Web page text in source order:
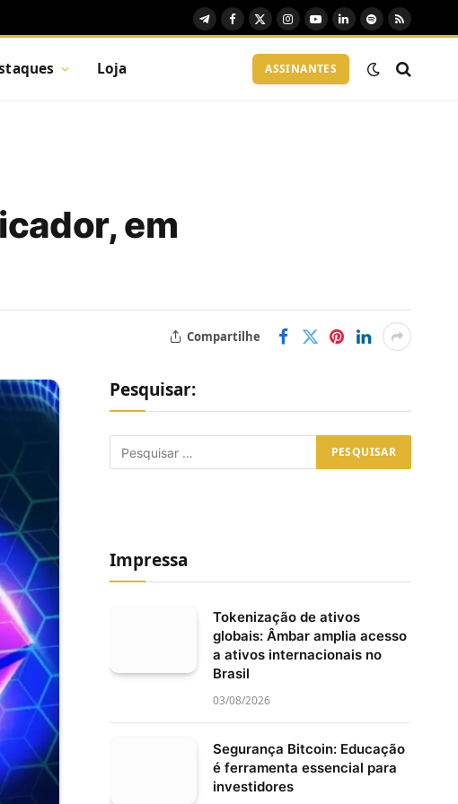
TelegramFacebook
X
Instagram
YouTubeLinkedIn
Spotify
RSS
Loja ASSINANTES
em
Compartilhe
Pesquisar:
Impressa
Tokenização de ativos
globais: Âmbar amplia acesso
a ativos internacionais no
Brasil
03/08/2026
Segurança Bitcoin: Educação
é ferramenta essencial para
investidores